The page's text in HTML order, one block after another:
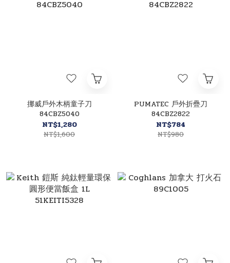
挪威戶外木柄童子刀
84CBZ5040
NT$1,280
NT$1,600
PUMATEC 戶外折疊刀
84CBZ2822
NT$784
NT$980